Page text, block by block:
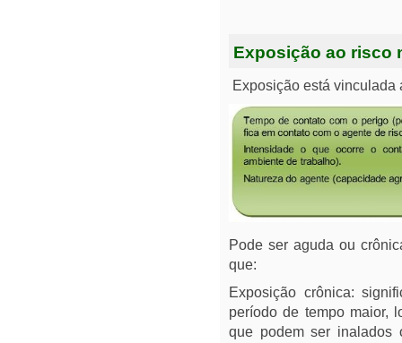
Exposição ao risco
Exposição está vinculada
Pode ser aguda ou
que:
Exposição crônica:
período de tempo maior,
que podem ser inalados